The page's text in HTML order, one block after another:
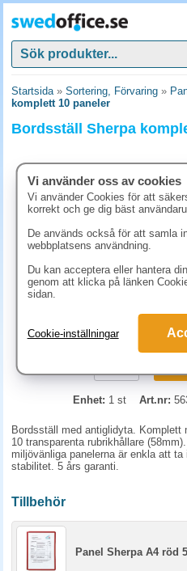
Startsida» Sortering, Förvaring »
komplett 10 paneler
Bordsställ Sherpa
1361.30
Enhet: 1 st Art.nr:
Bordsställ med antiglidyta. Komplett
10 transparenta rubrikhållare
miljövänliga panelerna är enkla att
stabilitet. 5 års garanti.
Tillbehör
Panel Sherpa A4 röd
Vi använder oss av cookies
Vi använder Cookies för att
korrekt och ge dig bäst
De används också för att samla
webbplatsens användning.
Du kan acceptera eller hantera
genom att klicka på länken
sidan.
Cookie-inställningar